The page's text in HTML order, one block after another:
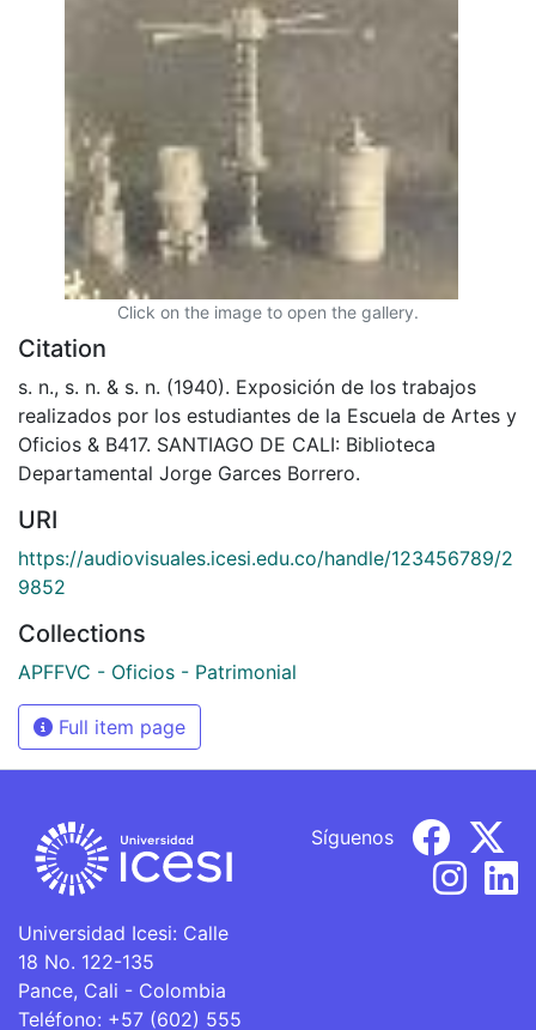
Click on the image to open the gallery.
Citation
s. n., s. n. & s. n. (1940). Exposición de los trabajos
realizados por los estudiantes de la Escuela de Artes y
Oficios & B417. SANTIAGO DE CALI: Biblioteca
Departamental Jorge Garces Borrero.
URI
https://audiovisuales.icesi.edu.co/handle/123456789/2
9852
Collections
APFFVC - Oficios - Patrimonial
Full item page
Universidad Icesi: Calle
18 No. 122-135
Pance, Cali - Colombia
Teléfono: +57 (602) 555
Síguenos